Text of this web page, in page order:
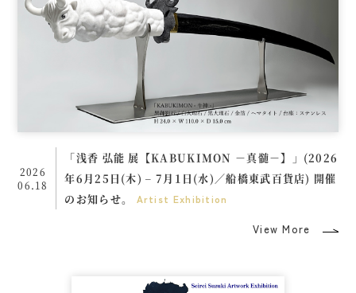
2026
06.18
「浅香 弘能 展【KABUKIMON －真髄－】」(2026
年6月25日(木) – 7月1日(水)／船橋東武百貨店) 開催
のお知らせ。
Artist Exhibition
View More